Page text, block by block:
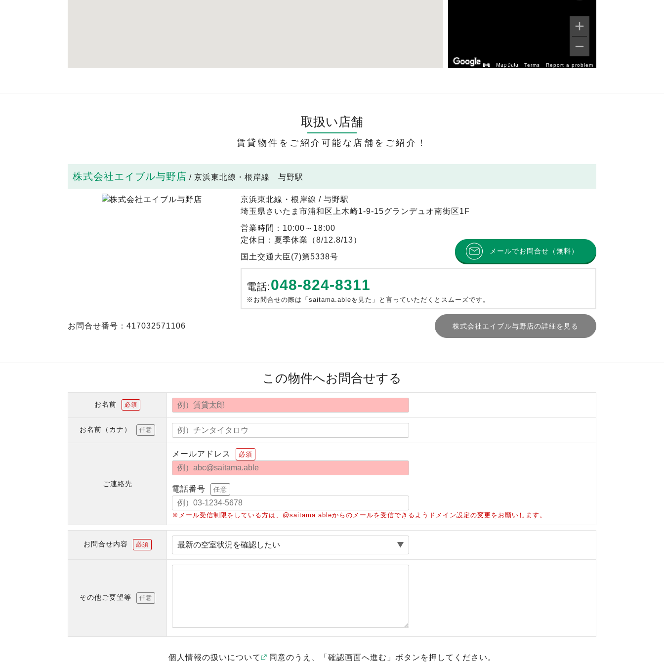
Map Data Terms Report a problem
取扱い店舗
賃貸物件をご紹介可能な店舗をご紹介！
株式会社エイブル与野店 / 京浜東北線・根岸線 与野駅
京浜東北線・根岸線 / 与野駅
埼玉県さいたま市浦和区上木崎1-9-15グランデュオ南街区1F
営業時間：10:00～18:00
定休日：夏季休業（8/12.8/13）
国土交通大臣(7)第5338号
メールでお問合せ（無料）
電話:048-824-8311
※お問合せの際は「saitama.ableを見た」と言っていただくとスムーズです。
お問合せ番号：417032571106 株式会社エイブル与野店の詳細を見る
この物件へお問合せする
お名前 必須
お名前（カナ） 任意
ご連絡先
メールアドレス 必須
電話番号 任意
※メール受信制限をしている方は、@saitama.ableからのメールを受信できるようドメイン設定の変更をお願いします。
お問合せ内容 必須
その他ご要望等 任意
個人情報の扱いについて 同意のうえ、「確認画面へ進む」ボタンを押してください。